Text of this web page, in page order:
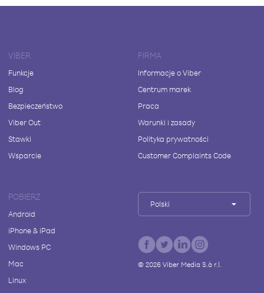
VIBER
Funkcje
Blog
Bezpieczeństwo
Viber Out
Stawki
Wsparcie
FIRMA
Informacje o Viber
Centrum marek
Praca
Warunki i zasady
Polityka prywatności
Customer Complaints Code
POBIERZ
Android
iPhone & iPad
Windows PC
Mac
Linux
Polski
© 2026Viber Media S.à r.l.